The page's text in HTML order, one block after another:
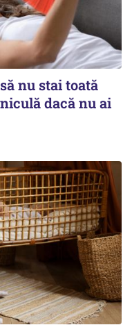
nu stai toată
dacă nu ai